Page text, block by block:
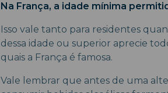
Na França, a idade mínima
Isso vale tanto para residentes
dessa idade ou superior aprecie
quais a França é famosa.
Vale lembrar que antes de uma